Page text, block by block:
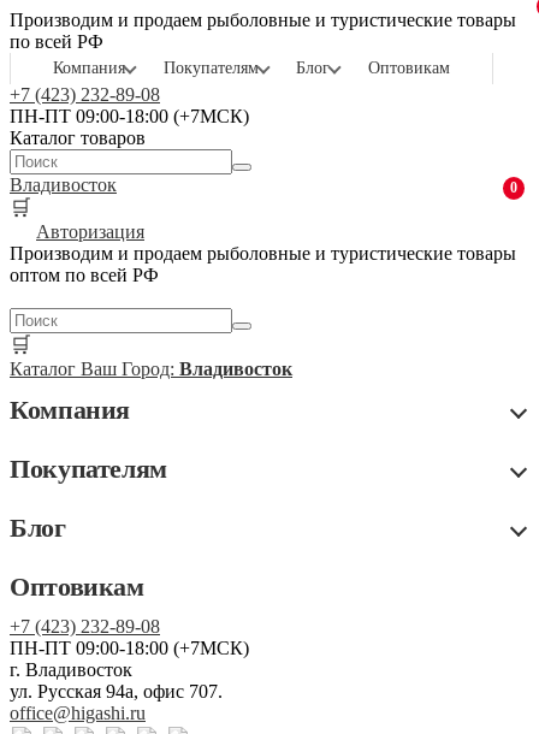
Производим и продаем рыболовные и туристические товары
по всей РФ
Компания Покупателям Блог Оптовикам
+7 (423) 232-89-08
ПН-ПТ 09:00-18:00 (+7МСК)
Каталог товаров
Владивосток
🛒
0
Авторизация
Производим и продаем рыболовные и туристические товары
оптом по всей РФ
🛒
Каталог Ваш Город: Владивосток
Компания
Покупателям
Блог
Оптовикам
+7 (423) 232-89-08
ПН-ПТ 09:00-18:00 (+7МСК)
г. Владивосток
ул. Русская 94а, офис 707.
office@higashi.ru